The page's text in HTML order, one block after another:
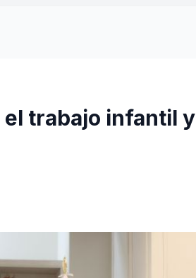
trabajo infantil y